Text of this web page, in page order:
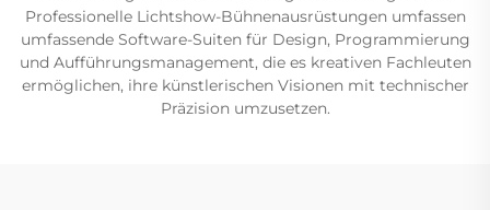
Professionelle Lichtshow-Bühnenausrüstungen umfassen
umfassende Software-Suiten für Design, Programmierung
und Aufführungsmanagement, die es kreativen Fachleuten
ermöglichen, ihre künstlerischen Visionen mit technischer
Präzision umzusetzen.